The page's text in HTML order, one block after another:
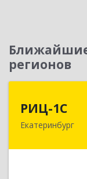
регионов
РИЦ-1С
Екатеринбург
620102,